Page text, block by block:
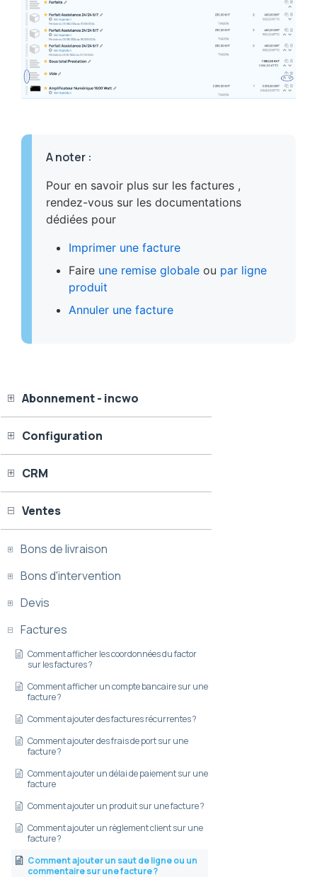
Abonnement - incwo
Configuration
CRM
Ventes
Bons de livraison
Bons d'intervention
Devis
Factures
Comment afficher les coordonnées du factor
sur les factures ?
Comment afficher un compte bancaire sur une
facture ?
Comment ajouter des factures récurrentes ?
Comment ajouter des frais de port sur une
facture ?
Comment ajouter un délai de paiement sur une
facture
Comment ajouter un produit sur une facture ?
Comment ajouter un règlement client sur une
facture ?
Comment ajouter un saut de ligne ou un
commentaire sur une facture ?
A noter :
Pour en savoir plus sur les factures ,
rendez-vous sur les documentations
dédiées pour
Imprimer une facture
Faire une remise globale ou par ligne
produit
Annuler une facture